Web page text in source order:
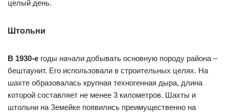
целый день.
Штольни
В 1930-е годы начали добывать основную породу района –
бештаунит. Его использовали в строительных целях. На
шахте образовалась крупная техногенная дыра, длина
которой составляет не менее 3 километров. Шахты и
штольни на Земейке появились преимущественно на